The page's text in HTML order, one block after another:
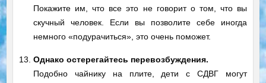
Покажите им, что все это не говорит о том, что вы
скучный человек. Если вы позволите себе иногда
немного «подурачиться», это очень поможет.
13. Однако остерегайтесь перевозбуждения.
Подобно чайнику на плите, дети с СДВГ могут